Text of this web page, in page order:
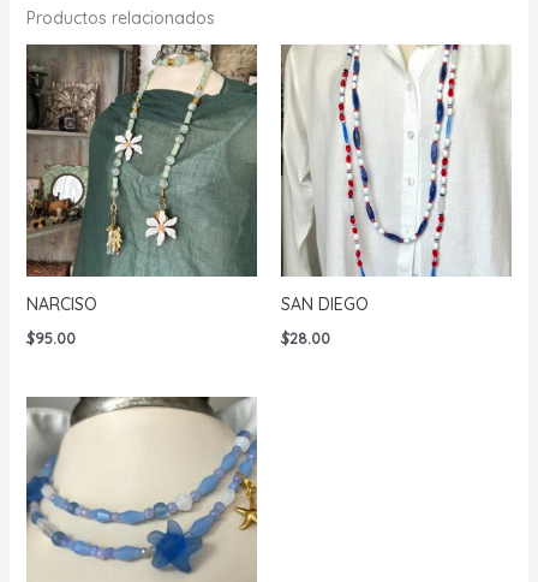
Productos relacionados
NARCISO
$95.00
SAN DIEGO
$28.00